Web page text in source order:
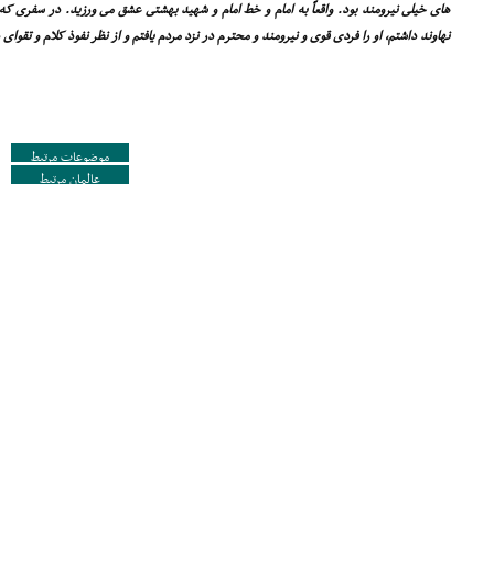
هاى خیلى نیرومند بود. واقعاً به امام و خط امام و شهید بهشتى عشق مى ورزید. در
نهاوند داشتم، او را فردى قوى و نیرومند و محترم در نزد مردم یافتم و از نظر نفوذ کلام و
موضوعات مرتبط
عالمان مرتبط